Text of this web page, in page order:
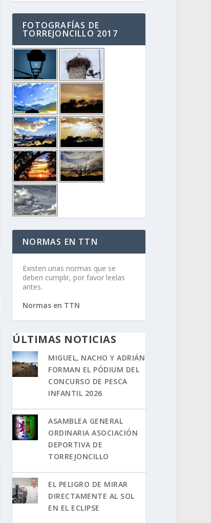
FOTOGRAFÍAS DE
TORREJONCILLO 2017
NORMAS EN TTN
Existen unas normas que se
deben cumplir, por favor leelas
antes.
Normas en TTN
ÚLTIMAS NOTICIAS
MIGUEL, NACHO Y ADRIÁN
FORMAN EL PÓDIUM DEL
CONCURSO DE PESCA
INFANTIL 2026
ASAMBLEA GENERAL
ORDINARIA ASOCIACIÓN
DEPORTIVA DE
TORREJONCILLO
EL PELIGRO DE MIRAR
DIRECTAMENTE AL SOL
EN EL ECLIPSE